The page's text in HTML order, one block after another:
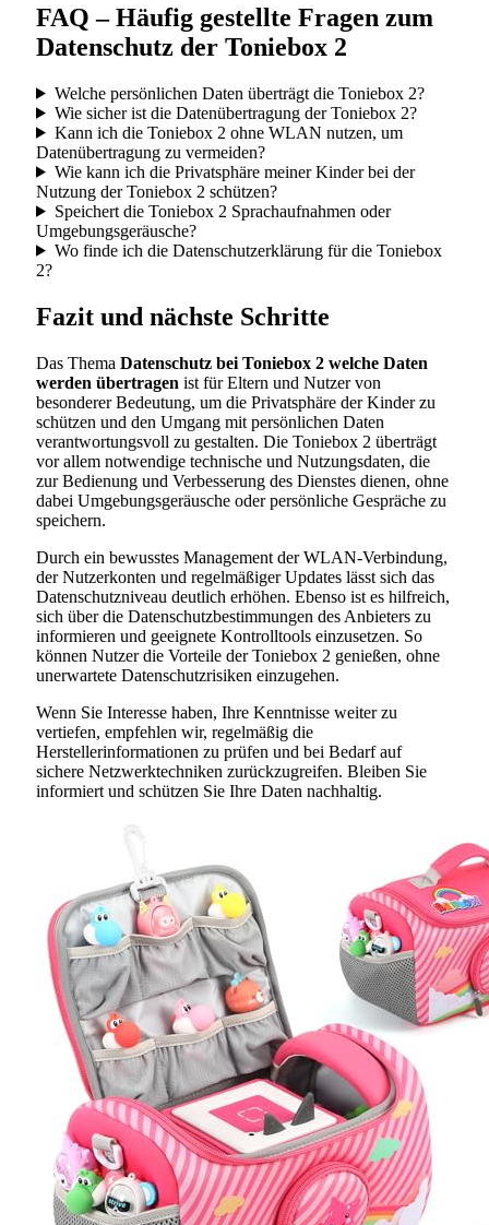
FAQ – Häufig gestellte Fragen zum
Datenschutz der Toniebox 2
Welche persönlichen Daten überträgt die Toniebox 2?
Wie sicher ist die Datenübertragung der Toniebox 2?
Kann ich die Toniebox 2 ohne WLAN nutzen, um
Datenübertragung zu vermeiden?
Wie kann ich die Privatsphäre meiner Kinder bei der
Nutzung der Toniebox 2 schützen?
Speichert die Toniebox 2 Sprachaufnahmen oder
Umgebungsgeräusche?
Wo finde ich die Datenschutzerklärung für die Toniebox
2?
Fazit und nächste Schritte
Das Thema Datenschutz bei Toniebox 2 welche Daten
werden übertragen ist für Eltern und Nutzer von
besonderer Bedeutung, um die Privatsphäre der Kinder zu
schützen und den Umgang mit persönlichen Daten
verantwortungsvoll zu gestalten. Die Toniebox 2 überträgt
vor allem notwendige technische und Nutzungsdaten, die
zur Bedienung und Verbesserung des Dienstes dienen, ohne
dabei Umgebungsgeräusche oder persönliche Gespräche zu
speichern.
Durch ein bewusstes Management der WLAN-Verbindung,
der Nutzerkonten und regelmäßiger Updates lässt sich das
Datenschutzniveau deutlich erhöhen. Ebenso ist es hilfreich,
sich über die Datenschutzbestimmungen des Anbieters zu
informieren und geeignete Kontrolltools einzusetzen. So
können Nutzer die Vorteile der Toniebox 2 genießen, ohne
unerwartete Datenschutzrisiken einzugehen.
Wenn Sie Interesse haben, Ihre Kenntnisse weiter zu
vertiefen, empfehlen wir, regelmäßig die
Herstellerinformationen zu prüfen und bei Bedarf auf
sichere Netzwerktechniken zurückzugreifen. Bleiben Sie
informiert und schützen Sie Ihre Daten nachhaltig.